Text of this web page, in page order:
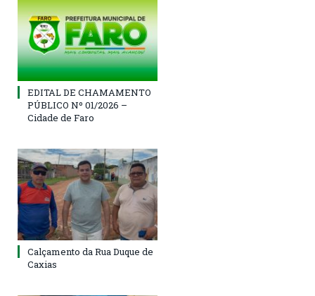
EDITAL DE CHAMAMENTO
PÚBLICO Nº 01/2026 –
Cidade de Faro
Calçamento da Rua Duque de
Caxias